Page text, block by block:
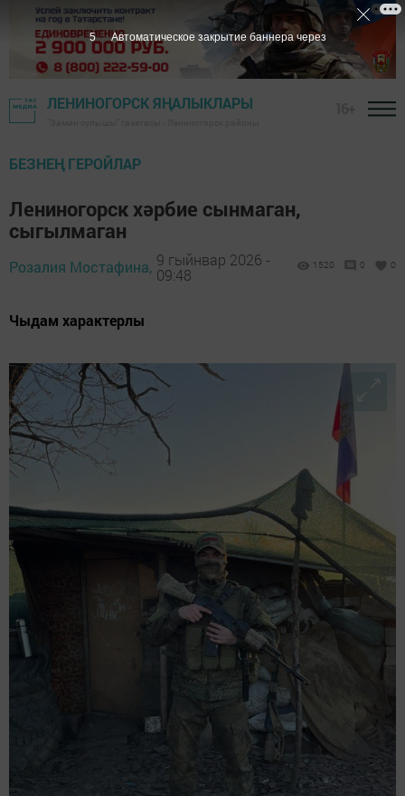
ЛЕНИНОГОРСК ЯҢАЛЫКЛАРЫ
БЕЗНЕҢ ГЕРОЙЛАР
Лениногорск хәрбие сынмаган,
сыгылмаган
Розалия Мостафина, 9 гыйнвар 2026 -
09:48
1520 0 0
Чыдам характерлы
4 Автоматическое закрытие баннера через